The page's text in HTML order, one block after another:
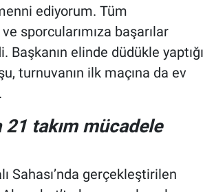
ediyorum. Tüm
ve sporcularımıza başarılar
Başkanın elinde düdükle yaptığı
turnuvanın ilk maçına da ev
21 takım mücadele
Sahası’nda gerçekleştirilen